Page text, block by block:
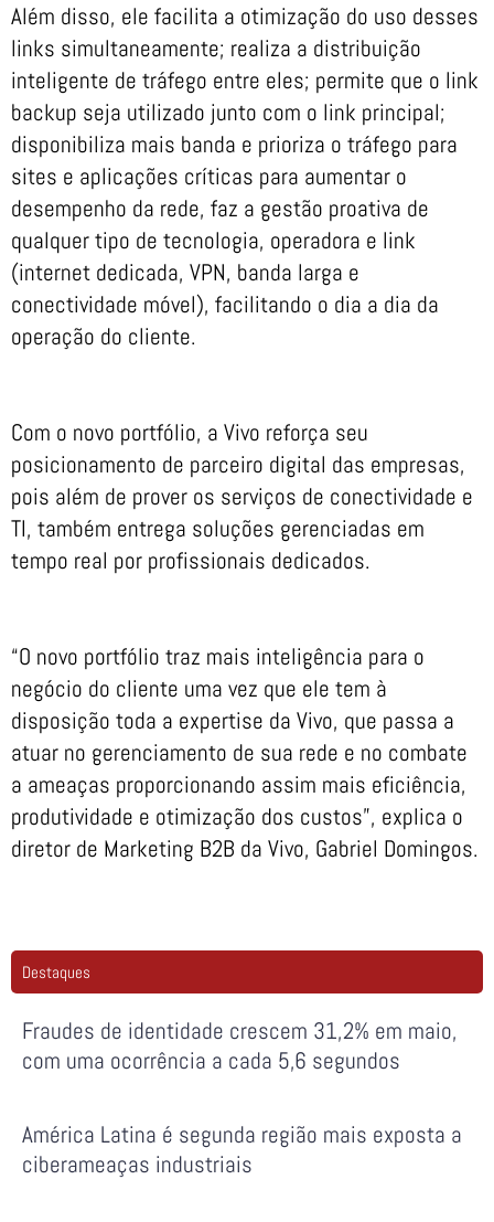
Além disso, ele facilita a otimização do uso desses
links simultaneamente; realiza a distribuição
inteligente de tráfego entre eles; permite que o link
backup seja utilizado junto com o link principal;
disponibiliza mais banda e prioriza o tráfego para
sites e aplicações críticas para aumentar o
desempenho da rede, faz a gestão proativa de
qualquer tipo de tecnologia, operadora e link
(internet dedicada, VPN, banda larga e
conectividade móvel), facilitando o dia a dia da
operação do cliente.
Com o novo portfólio, a Vivo reforça seu
posicionamento de parceiro digital das empresas,
pois além de prover os serviços de conectividade e
TI, também entrega soluções gerenciadas em
tempo real por profissionais dedicados.
“O novo portfólio traz mais inteligência para o
negócio do cliente uma vez que ele tem à
disposição toda a expertise da Vivo, que passa a
atuar no gerenciamento de sua rede e no combate
a ameaças proporcionando assim mais eficiência,
produtividade e otimização dos custos”, explica o
diretor de Marketing B2B da Vivo, Gabriel Domingos.
Destaques
Fraudes de identidade crescem 31,2% em maio,
com uma ocorrência a cada 5,6 segundos
América Latina é segunda região mais exposta a
ciberameaças industriais